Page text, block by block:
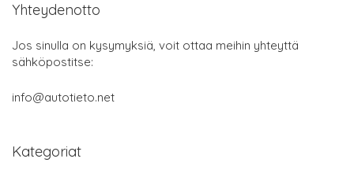
Yhteydenotto
Jos sinulla on kysymyksiä, voit ottaa meihin yhteyttä
sähköpostitse:
info@autotieto.net
Kategoriat